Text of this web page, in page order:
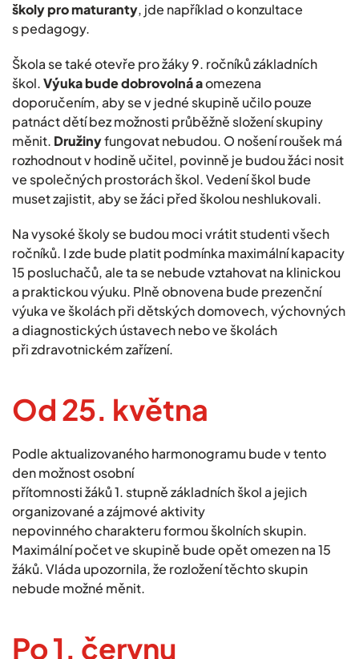
školy pro maturanty, jde například o konzultace
s pedagogy.
Škola se také otevře pro žáky 9. ročníků základních
škol.Výuka bude dobrovolná aomezena
doporučením, aby se v jedné skupině učilo pouze
patnáct dětí bez možnosti průběžně složení skupiny
měnit. Družinyfungovat nebudou. O nošení roušek má
rozhodnout v hodině učitel, povinně je budou žáci nosit
ve společných prostorách škol. Vedení škol bude
muset zajistit, aby se žáci před školou neshlukovali.
Na vysoké školy se budou moci vrátit studenti všech
ročníků. I zde bude platit podmínka maximální kapacity
15 posluchačů, ale ta se nebude vztahovat na klinickou
a praktickou výuku. Plně obnovena bude prezenční
výuka ve školách při dětských domovech, výchovných
a diagnostických ústavech nebo ve školách
při zdravotnickém zařízení.
Od 25. května
Podle aktualizovaného harmonogramu bude v tento
den možnost osobní
přítomnosti žáků 1. stupně základních škol a jejich
organizované a zájmové aktivity
nepovinného charakteru formou školních skupin.
Maximální počet ve skupině bude opět omezen na 15
žáků. Vláda upozornila, že rozložení těchto skupin
nebude možné měnit.
Po 1. červnu